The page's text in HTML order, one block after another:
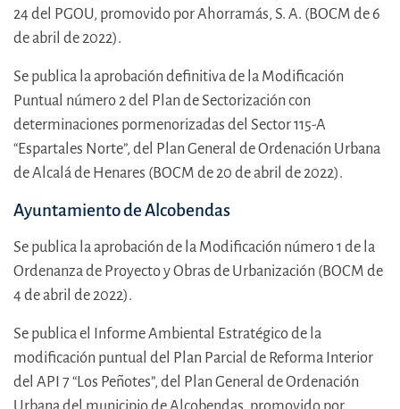
24 del PGOU, promovido por Ahorramás, S. A. (BOCM de 6
de abril de 2022).
Se publica la aprobación definitiva de la Modificación
Puntual número 2 del Plan de Sectorización con
determinaciones pormenorizadas del Sector 115-A
“Espartales Norte”, del Plan General de Ordenación Urbana
de Alcalá de Henares (BOCM de 20 de abril de 2022).
Ayuntamiento de Alcobendas
Se publica la aprobación de la Modificación número 1 de la
Ordenanza de Proyecto y Obras de Urbanización (BOCM de
4 de abril de 2022).
Se publica el Informe Ambiental Estratégico de la
modificación puntual del Plan Parcial de Reforma Interior
del API 7 “Los Peñotes”, del Plan General de Ordenación